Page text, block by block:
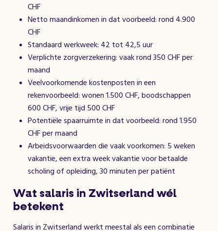
CHF
Netto maandinkomen in dat voorbeeld: rond 4.900
CHF
Standaard werkweek: 42 tot 42,5 uur
Verplichte zorgverzekering: vaak rond 350 CHF per
maand
Veelvoorkomende kostenposten in een
rekenvoorbeeld: wonen 1.500 CHF, boodschappen
600 CHF, vrije tijd 500 CHF
Potentiële spaarruimte in dat voorbeeld: rond 1.950
CHF per maand
Arbeidsvoorwaarden die vaak voorkomen: 5 weken
vakantie, een extra week vakantie voor betaalde
scholing of opleiding, 30 minuten per patiënt
Wat salaris in Zwitserland wél
betekent
Salaris in Zwitserland werkt meestal als een combinatie